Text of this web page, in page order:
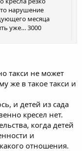
нарушение
месяца
уже… 3000
об авариях и
населения,
такси не может
же в такое такси и
и детей из сада
кресел нет.
когда детей
и
отношения.